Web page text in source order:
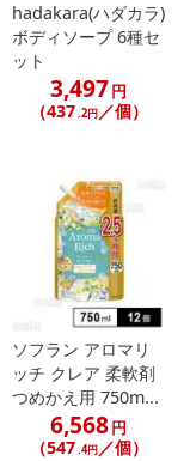
hadakara(ハダカラ)
ボディソープ 6種セ
ット
3,497円
（437.2円／個）
ソフラン アロマリ
ッチ クレア 柔軟剤
つめかえ用 750m...
6,568円
（547.4円／個）